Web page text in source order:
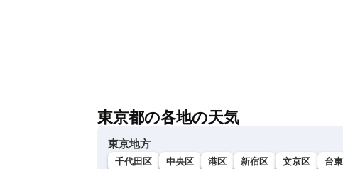
東京都の各地の天気
東京地方
千代田区 中央区 港区 新宿区 文京区 台